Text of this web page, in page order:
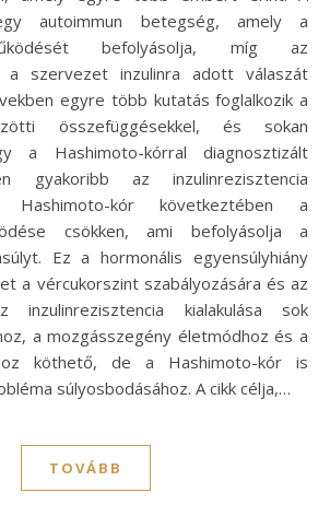
autoimmun betegség, amely a
befolyásolja, míg az
a szervezet inzulinra adott válaszát
egyre több kutatás foglalkozik a
összefüggésekkel, és sokan
a Hashimoto-kórral diagnosztizált
gyakoribb az inzulinrezisztencia
Hashimoto-kór következtében a
csökken, ami befolyásolja a
Ez a hormonális egyensúlyhiány
a vércukorszint szabályozására és az
inzulinrezisztencia kialakulása sok
a mozgásszegény életmódhoz és a
köthető, de a Hashimoto-kór is
súlyosbodásához. A cikk célja,…
TOVÁBB